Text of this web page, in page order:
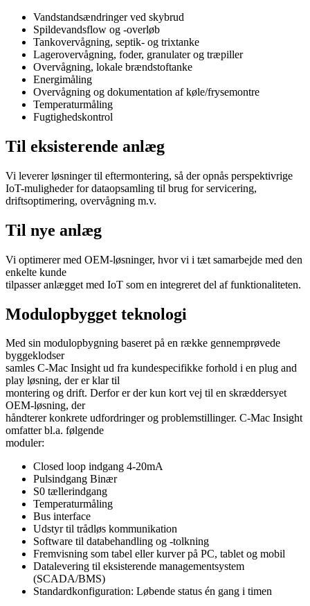
Vandstandsændringer ved skybrud
Spildevandsflow og -overløb
Tankovervågning, septik- og trixtanke
Lagerovervågning, foder, granulater og træpiller
Overvågning, lokale brændstoftanke
Energimåling
Overvågning og dokumentation af køle/frysemontre
Temperaturmåling
Fugtighedskontrol
Til eksisterende anlæg
Vi leverer løsninger til eftermontering, så der opnås perspektivrige
IoT-muligheder for dataopsamling til brug for servicering,
driftsoptimering, overvågning m.v.
Til nye anlæg
Vi optimerer med OEM-løsninger, hvor vi i tæt samarbejde med den
enkelte kunde
tilpasser anlægget med IoT som en integreret del af funktionaliteten.
Modulopbygget teknologi
Med sin modulopbygning baseret på en række gennemprøvede
byggeklodser
samles C-Mac Insight ud fra kundespecifikke forhold i en plug and
play løsning, der er klar til
montering og drift. Derfor er der kun kort vej til en skræddersyet
OEM-løsning, der
håndterer konkrete udfordringer og problemstillinger. C-Mac Insight
omfatter bl.a. følgende
moduler:
Closed loop indgang 4-20mA
Pulsindgang Binær
S0 tællerindgang
Temperaturmåling
Bus interface
Udstyr til trådløs kommunikation
Software til databehandling og -tolkning
Fremvisning som tabel eller kurver på PC, tablet og mobil
Datalevering til eksisterende managementsystem
(SCADA/BMS)
Standardkonfiguration: Løbende status én gang i timen